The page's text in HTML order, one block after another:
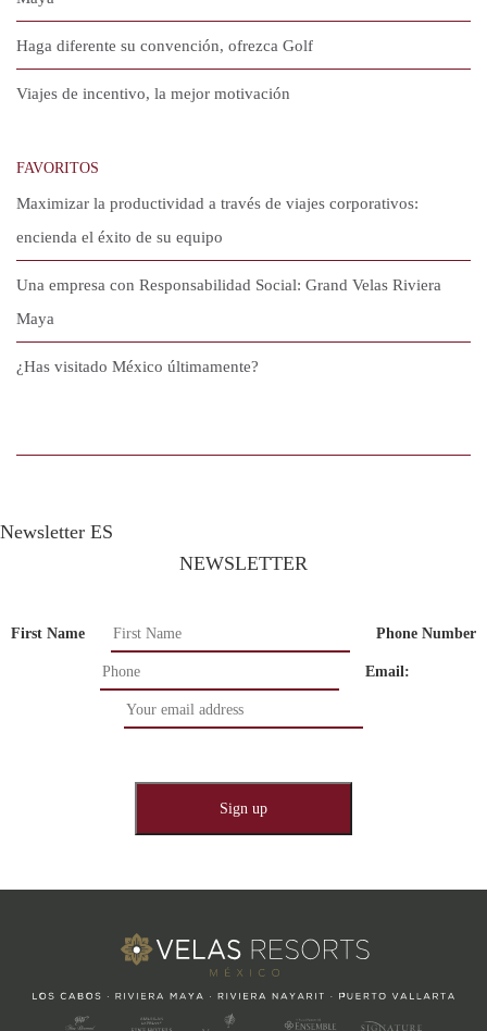
Haga diferente su convención, ofrezca Golf
Viajes de incentivo, la mejor motivación
FAVORITOS
Maximizar la productividad a través de viajes corporativos:
encienda el éxito de su equipo
Una empresa con Responsabilidad Social: Grand Velas Riviera
Maya
¿Has visitado México últimamente?
Newsletter ES
NEWSLETTER
First Name Phone Number
Email: